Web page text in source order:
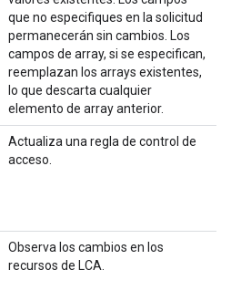
que no especifiques en la solicitud
permanecerán sin cambios. Los
campos de array, si se especifican,
reemplazan los arrays existentes,
lo que descarta cualquier
elemento de array anterior.
Actualiza una regla de control de
acceso.
Observa los cambios en los
recursos de LCA.